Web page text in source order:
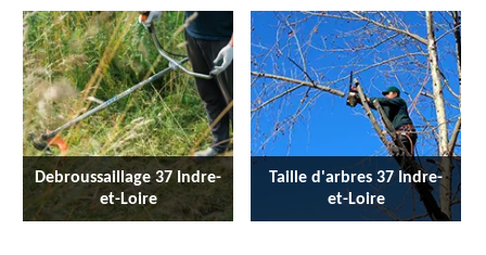
Debroussaillage 37 Indre-
et-Loire
Taille d'arbres 37 Indre-
et-Loire